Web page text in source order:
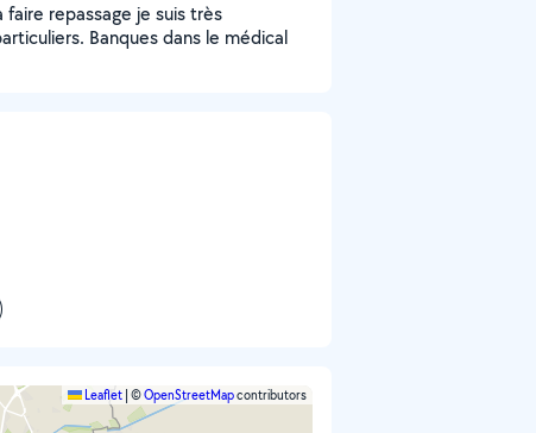
repassage je suis très
Banques dans le médical
Leaflet ©OpenStreetMapcontributors